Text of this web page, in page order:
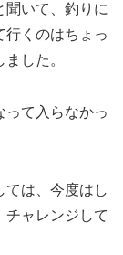
聞いて、釣りに
行くのはちょっ
した。
って入らなかっ
ては、今度はし
チャレンジして